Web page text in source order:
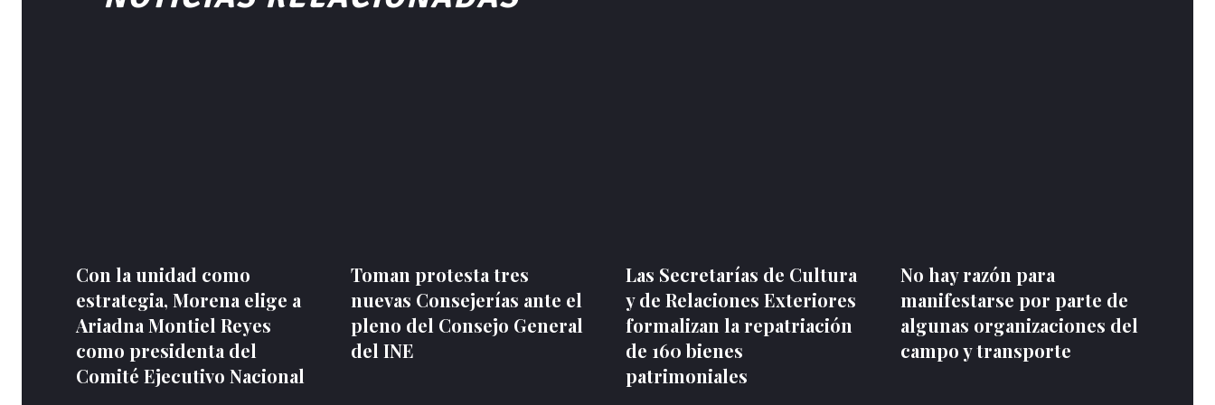
Con la unidad como
estrategia, Morena elige a
Ariadna Montiel Reyes
como presidenta del
Comité Ejecutivo Nacional
Toman protesta tres
nuevas Consejerías ante el
pleno del Consejo General
del INE
Las Secretarías de Cultura
y de Relaciones Exteriores
formalizan la repatriación
de 160 bienes
patrimoniales
No hay razón para
manifestarse por parte de
algunas organizaciones del
campo y transporte